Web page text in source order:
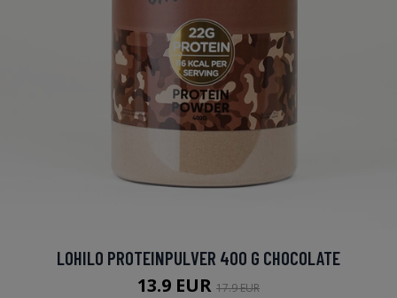
LOHILO PROTEINPULVER 400 G CHOCOLATE
13.9 EUR 17.9 EUR